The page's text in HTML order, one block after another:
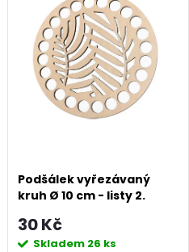
Podšálek vyřezávaný
kruh Ø 10 cm - listy 2.
30 Kč
Skladem 26 ks